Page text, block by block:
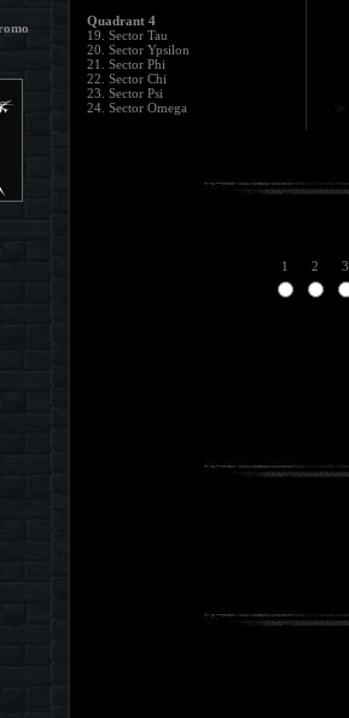
Quadrant 4
19. Sector Tau
20. Sector Ypsilon
21. Sector Phi
22. Sector Chi
23. Sector Psi
24. Sector Omega
1 2 3